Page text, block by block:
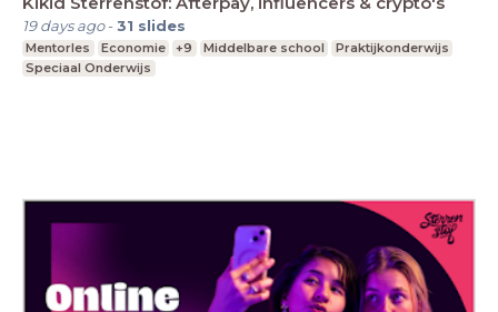
19 days ago-31 slides
Mentorles Economie +9 Middelbare school
Praktijkonderwijs
Speciaal Onderwijs